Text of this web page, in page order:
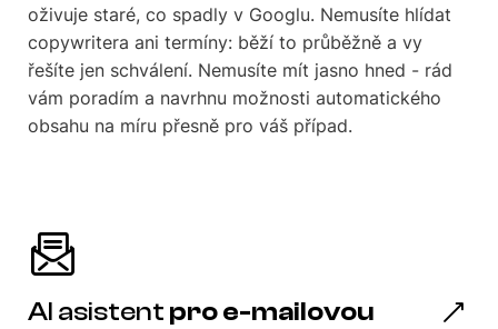
oživuje staré, co spadly v Googlu. Nemusíte hlídat
copywritera ani termíny: běží to průběžně a vy
řešíte jen schválení. Nemusíte mít jasno hned - rád
vám poradím a navrhnu možnosti automatického
obsahu na míru přesně pro váš případ.
AI asistent pro e-mailovou